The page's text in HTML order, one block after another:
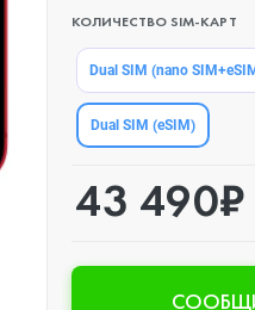
КОЛИЧЕСТВО SIM-КАРТ
Dual SIM (nano
Dual SIM (eSIM)
43 490₽